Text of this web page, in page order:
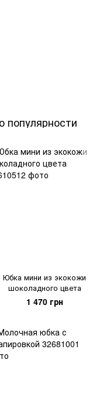
популярности
Юбка мини из экокожи
шоколадного цвета
1 470 грн